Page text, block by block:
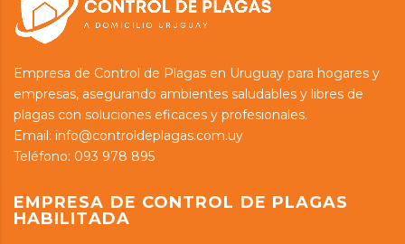
Empresa de Control de Plagas en Uruguay para hogares y
empresas, asegurando ambientes saludables y libres de
plagas con soluciones eficaces y profesionales.
Email: info@controldeplagas.com.uy
Teléfono: 093 978 895
EMPRESA DE CONTROL DE PLAGAS
HABILITADA